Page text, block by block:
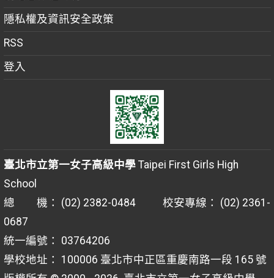
隱私權及資訊安全政策
RSS
登入
臺北市立第一女子高級中學Taipei First Girls High
School
總 機： (02) 2382-0484 校安專線： (02) 2361-
0687
統一編號： 03764206
學校地址： 100006 臺北市中正區重慶南路一段 165 號